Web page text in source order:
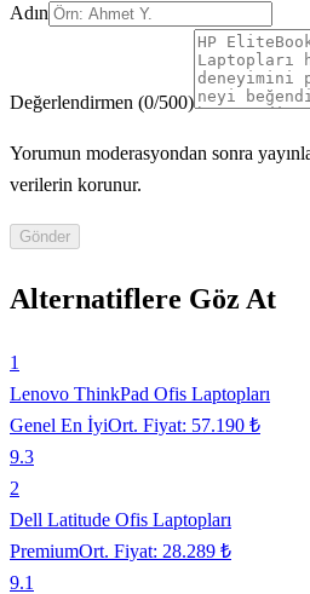
Adın
Değerlendirmen (0/500)
Yorumun moderasyondan sonra
verilerin korunur.
Gönder
Alternatiflere Göz At
1
Lenovo ThinkPad Ofis Laptopları
Genel En İyiOrt. Fiyat: 57.190 ₺
9.3
2
Dell Latitude Ofis Laptopları
PremiumOrt. Fiyat: 28.289 ₺
9.1